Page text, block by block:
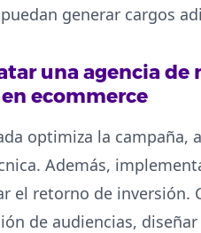
generar cargos
una agencia
ecommerce
optimiza la campaña,
Además,
el retorno de inversión.
de audiencias,